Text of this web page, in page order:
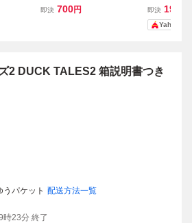
き 説
フト】ナムコ スカイキ
即決 700円
ァイト
コンソフト
き
即決
Yahoo!フ
2 DUCK TALES2 箱説明書つき
うパケット 配送方法一覧
時23分 終了